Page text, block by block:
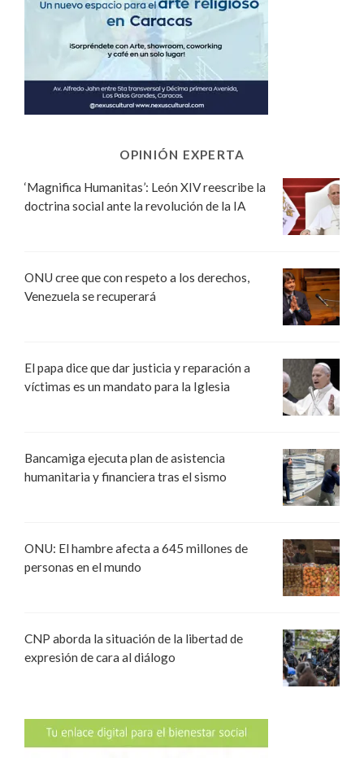
OPINIÓN EXPERTA
‘Magnifica Humanitas’: León XIV reescribe la
doctrina social ante la revolución de la IA
ONU cree que con respeto a los derechos,
Venezuela se recuperará
El papa dice que dar justicia y reparación a
víctimas es un mandato para la Iglesia
Bancamiga ejecuta plan de asistencia
humanitaria y financiera tras el sismo
ONU: El hambre afecta a 645 millones de
personas en el mundo
CNP aborda la situación de la libertad de
expresión de cara al diálogo